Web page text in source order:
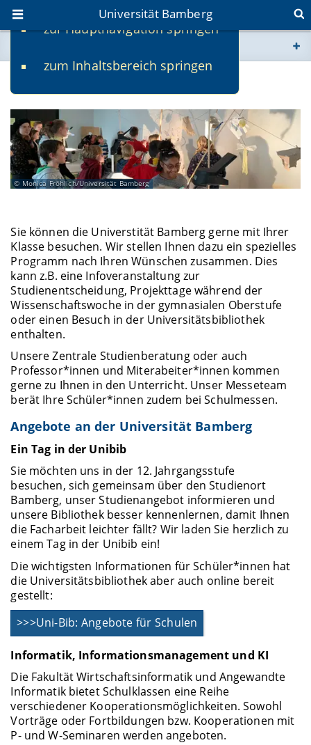
zur Hauptnavigation springen
zum Inhaltsbereich springen
Universität Bamberg
www.uni-bamberg.de
univis.uni-bamberg.de
fis.uni-bamberg.de
Angebote für Schulklassen
Monica Fröhlich/Universität Bamberg
Sie können die Universtität Bamberg gerne mit Ihrer
Klasse besuchen. Wir stellen Ihnen dazu ein spezielles
Programm nach Ihren Wünschen zusammen. Dies
kann z.B. eine Infoveranstaltung zur
Studienentscheidung, Projekttage während der
Wissenschaftswoche in der gymnasialen Oberstufe
oder einen Besuch in der Universitätsbibliothek
enthalten.
Unsere Zentrale Studienberatung oder auch
Professor*innen und Miterabeiter*innen kommen
gerne zu Ihnen in den Unterricht. Unser Messeteam
berät Ihre Schüler*innen zudem bei Schulmessen.
Angebote an der Universität Bamberg
Ein Tag in der Unibib
Sie möchten uns in der 12. Jahrgangsstufe
besuchen, sich gemeinsam über den Studienort
Bamberg, unser Studienangebot informieren und
unsere Bibliothek besser kennenlernen, damit Ihnen
die Facharbeit leichter fällt? Wir laden Sie herzlich zu
einem Tag in der Unibib ein!
Die wichtigsten Informationen für Schüler*innen hat
die Universitätsbibliothek aber auch online bereit
gestellt:
>>>Uni-Bib: Angebote für Schulen
Informatik, Informationsmanagement und KI
Die Fakultät Wirtschaftsinformatik und Angewandte
Informatik bietet Schulklassen eine Reihe
verschiedener Kooperationsmöglichkeiten. Sowohl
Vorträge oder Fortbildungen bzw. Kooperationen mit
P- und W-Seminaren werden angeboten.